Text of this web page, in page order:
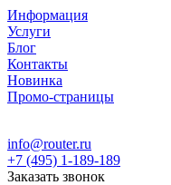
Информация
Услуги
Блог
Контакты
Новинка
Промо-страницы
info@router.ru
+7 (495) 1-189-189
Заказать звонок